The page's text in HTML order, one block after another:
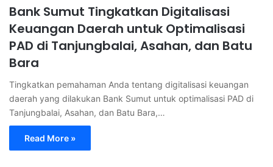
Bank Sumut Tingkatkan Digitalisasi
Keuangan Daerah untuk Optimalisasi
PAD di Tanjungbalai, Asahan, dan Batu
Bara
Tingkatkan pemahaman Anda tentang digitalisasi keuangan
daerah yang dilakukan Bank Sumut untuk optimalisasi PAD di
Tanjungbalai, Asahan, dan Batu Bara,…
Read More »